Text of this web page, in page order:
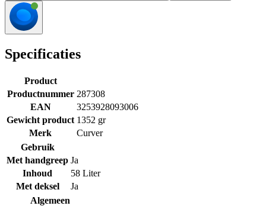
Specificaties
Product
Productnummer 287308
EAN
3253928093006
Gewicht product 1352 gr
Merk
Curver
Gebruik
Met handgreep Ja
Inhoud
58 Liter
Met deksel
Ja
Algemeen